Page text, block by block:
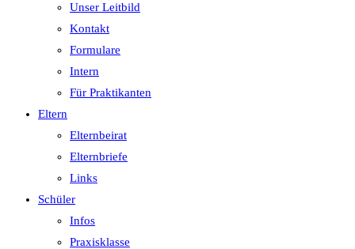
Unser Leitbild
Kontakt
Formulare
Intern
Für Praktikanten
Eltern
Elternbeirat
Elternbriefe
Links
Schüler
Infos
Praxisklasse